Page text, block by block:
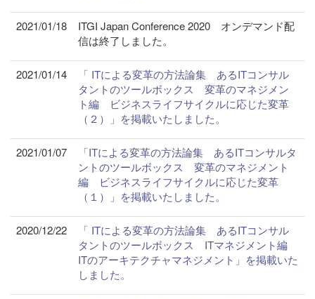
2021/01/18
ITGI Japan Conference 2020 オンデマンド配
信は終了しました。
2021/01/14
「 ITによる変革の方法論集 あるITコンサル
タントのツールボックス 変革のマネジメン
ト編 ビジネスライフサイクルに応じた変革
（２）」を掲載いたしました。
2021/01/07
「ITによる変革の方法論集 あるITコンサルタ
ントのツールボックス 変革のマネジメント
編 ビジネスライフサイクルに応じた変革
（１）」を掲載いたしました。
2020/12/22
「 ITによる変革の方法論集 あるITコンサル
タントのツールボックス ITマネジメント編
ITのアーキテクチャマネジメント」を掲載いた
しました。